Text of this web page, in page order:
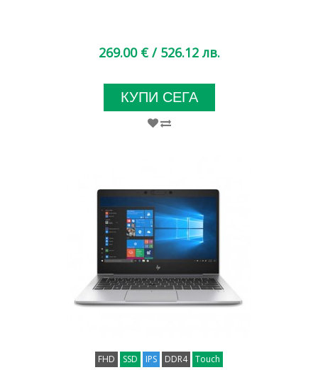
269.00 € / 526.12 лв.
КУПИ СЕГА
FHD SSD IPS DDR4 Touch